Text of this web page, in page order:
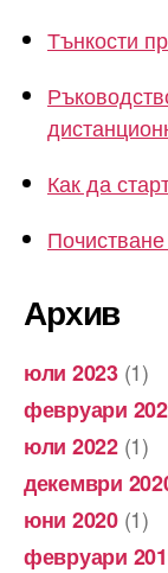
Тънкости
Как да
Архив
юли 2023(1)
февруари
юли 2022(1)
декември
юни 2020(1)
февруари